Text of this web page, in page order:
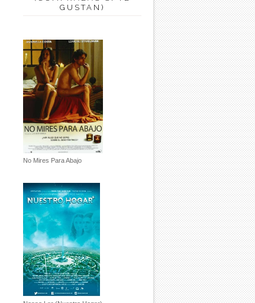
GUSTAN)
No Mires Para Abajo